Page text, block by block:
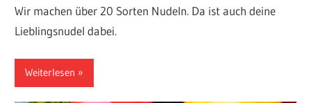
Wir machen über 20 Sorten Nudeln. Da ist auch deine
Lieblingsnudel dabei.
Weiterlesen